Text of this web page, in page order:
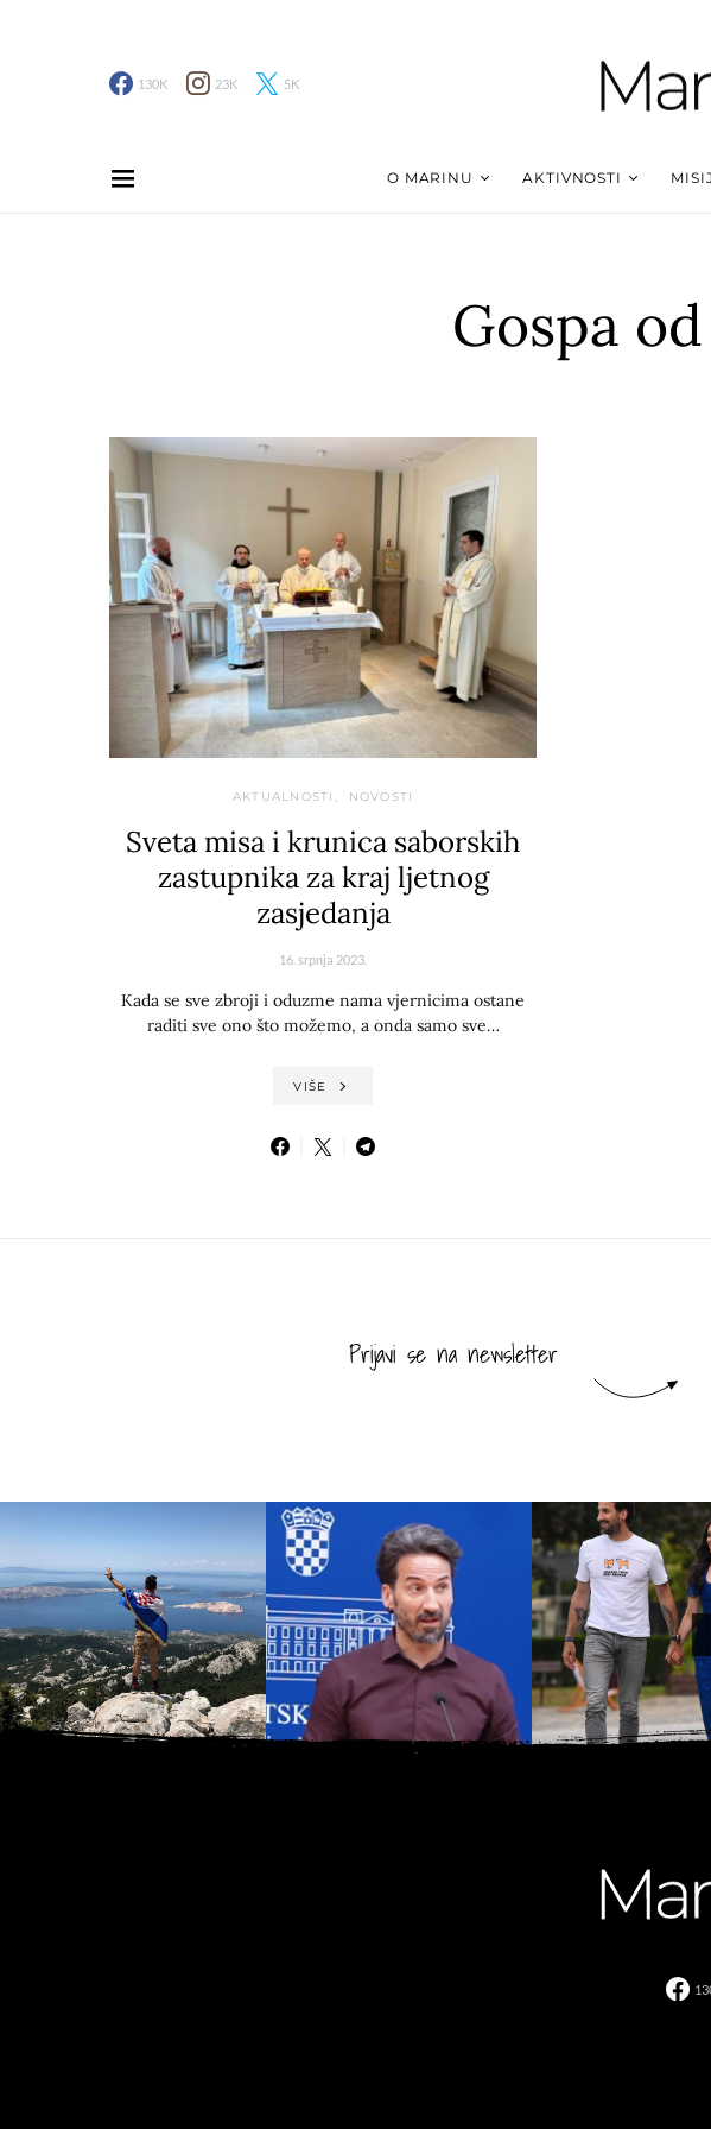
130K 23K 5K
O MARINU AKTIVNOSTI
Gospa
AKTUALNOSTI NOVOSTI
Sveta misa i krunica saborskih
zastupnika za kraj ljetnog
zasjedanja
16. srpnja 2023.
Kada se sve zbroji i oduzme nama vjernicima ostane
raditi sve ono što možemo, a onda samo sve…
VIŠE
Prijavi se na newsletter